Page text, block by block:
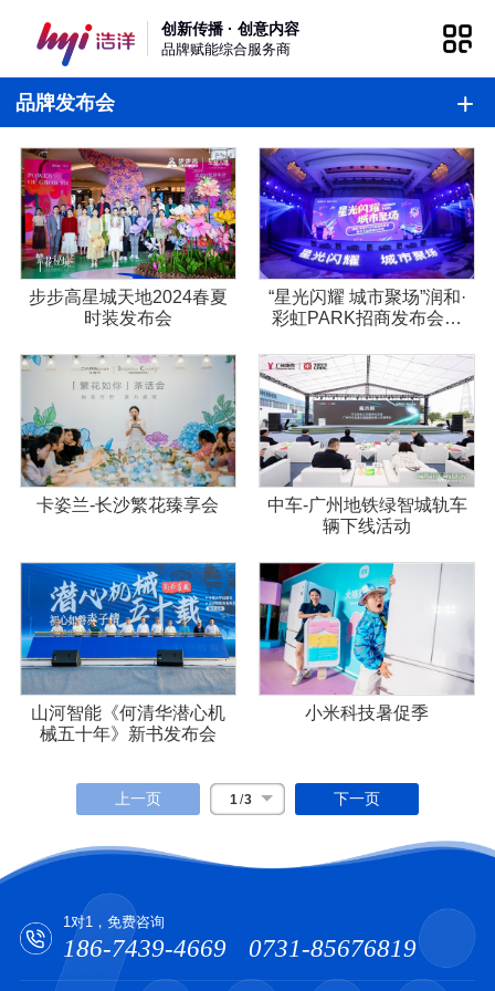
创新传播 · 创意内容
品牌赋能综合服务商
品牌发布会
步步高星城天地2024春夏
时装发布会
“星光闪耀 城市聚场”润和·
彩虹PARK招商发布会暨
卡姿兰-长沙繁花臻享会
中车-广州地铁绿智城轨车
辆下线活动
山河智能《何清华潜心机
械五十年》新书发布会
小米科技暑促季
上一页 1 /3 下一页
1对1，免费咨询
186-7439-4669 0731-85676819